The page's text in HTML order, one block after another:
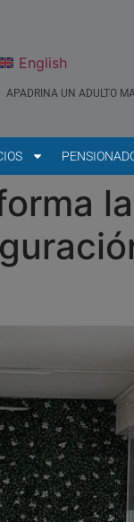
English
APADRINA UN ADULTO